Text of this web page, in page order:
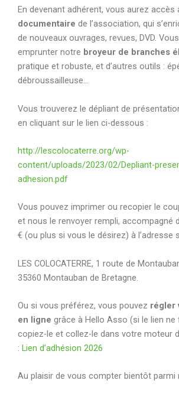
En devenant adhérent, vous aurez accès
documentaire de l’association, qui
de nouveaux ouvrages, revues, DVD.
emprunter notre broyeur de branches
pratique et robuste, et d’autres outils :
débroussailleuse…
Vous trouverez le dépliant de
en cliquant sur le lien ci-dessous :
http://lescolocaterre.org/wp-
content/uploads/2023/02/Depliant-
adhesion.pdf
Vous pouvez imprimer ou recopier le
et nous le renvoyer rempli, accompagné
€ (ou plus si vous le désirez) à l’adresse
LES COLOCATERRE, 1 route de
35360 Montauban de Bretagne.
Ou si vous préférez, vous pouvez régler
en ligne grâce à Hello Asso (si le lien
copiez-le et collez-le dans votre moteur
: Lien d’adhésion 2026
Au plaisir de vous compter bientôt parmi